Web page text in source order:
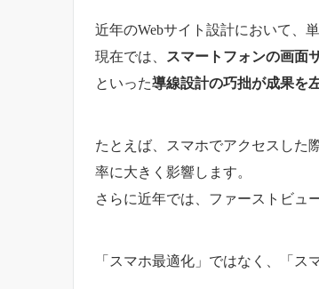
近年のWebサイト設計において、
現在では、
スマートフォンの画面
といった導線設計の巧拙が成果を
たとえば、スマホでアクセスした
率に大きく影響します。
さらに近年では、ファーストビュ
「スマホ最適化」ではなく、「ス